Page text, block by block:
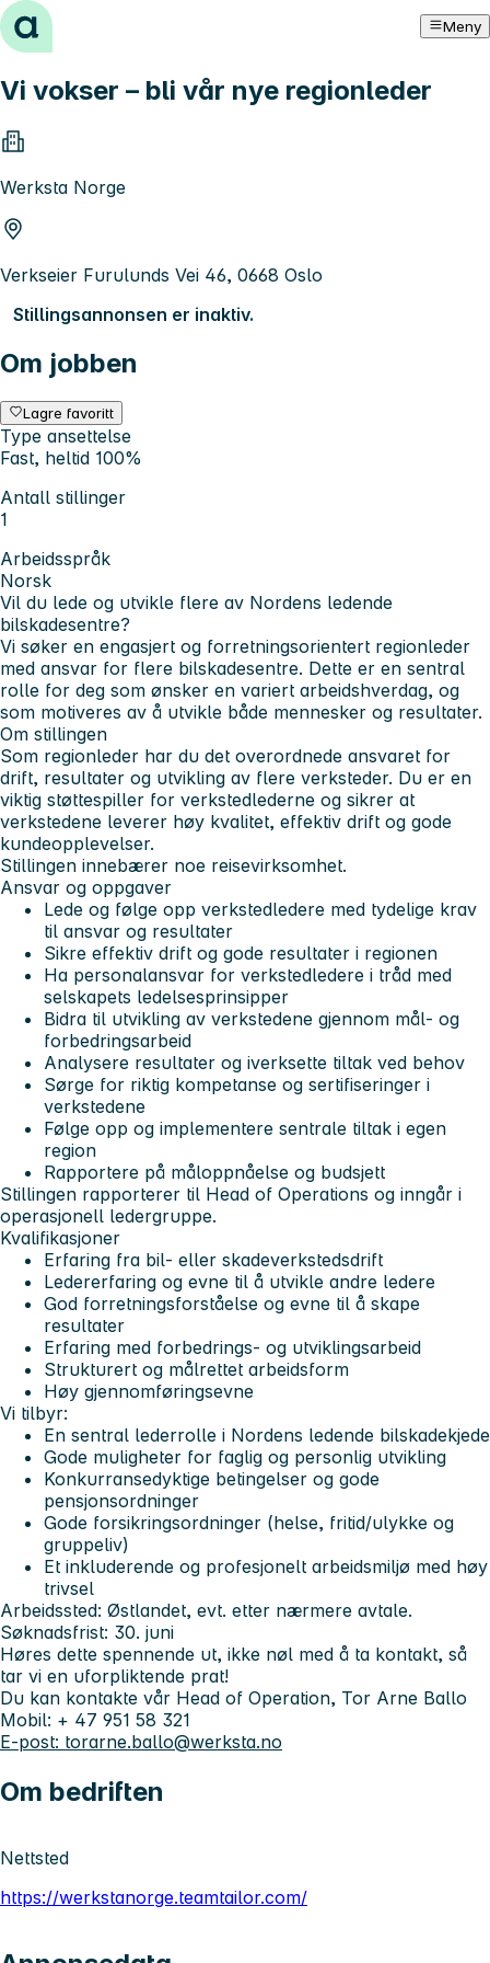
Hopp til innhold Meny
Vi vokser – bli vår nye regionleder
Werksta Norge
Verkseier Furulunds Vei 46, 0668 Oslo
Stillingsannonsen er inaktiv.
Om jobben
Lagre favoritt
Type ansettelse
Fast, heltid 100%
Antall stillinger
1
Arbeidsspråk
Norsk
Vil du lede og utvikle flere av Nordens ledende
bilskadesentre?
Vi søker en engasjert og forretningsorientert regionleder
med ansvar for flere bilskadesentre. Dette er en sentral
rolle for deg som ønsker en variert arbeidshverdag, og
som motiveres av å utvikle både mennesker og resultater.
Om stillingen
Som regionleder har du det overordnede ansvaret for
drift, resultater og utvikling av flere verksteder. Du er en
viktig støttespiller for verkstedlederne og sikrer at
verkstedene leverer høy kvalitet, effektiv drift og gode
kundeopplevelser.
Stillingen innebærer noe reisevirksomhet.
Ansvar og oppgaver
Lede og følge opp verkstedledere med tydelige krav
til ansvar og resultater
Sikre effektiv drift og gode resultater i regionen
Ha personalansvar for verkstedledere i tråd med
selskapets ledelsesprinsipper
Bidra til utvikling av verkstedene gjennom mål- og
forbedringsarbeid
Analysere resultater og iverksette tiltak ved behov
Sørge for riktig kompetanse og sertifiseringer i
verkstedene
Følge opp og implementere sentrale tiltak i egen
region
Rapportere på måloppnåelse og budsjett
Stillingen rapporterer til Head of Operations og inngår i
operasjonell ledergruppe.
Kvalifikasjoner
Erfaring fra bil- eller skadeverkstedsdrift
Ledererfaring og evne til å utvikle andre ledere
God forretningsforståelse og evne til å skape
resultater
Erfaring med forbedrings- og utviklingsarbeid
Strukturert og målrettet arbeidsform
Høy gjennomføringsevne
Vi tilbyr:
En sentral lederrolle i Nordens ledende bilskadekjede
Gode muligheter for faglig og personlig utvikling
Konkurransedyktige betingelser og gode
pensjonsordninger
Gode forsikringsordninger (helse, fritid/ulykke og
gruppeliv)
Et inkluderende og profesjonelt arbeidsmiljø med høy
trivsel
Arbeidssted: Østlandet, evt. etter nærmere avtale.
Søknadsfrist: 30. juni
Høres dette spennende ut, ikke nøl med å ta kontakt, så
tar vi en uforpliktende prat!
Du kan kontakte vår Head of Operation, Tor Arne Ballo
Mobil: + 47 951 58 321
E-post: torarne.ballo@werksta.no
Om bedriften
Nettsted
https://werkstanorge.teamtailor.com/